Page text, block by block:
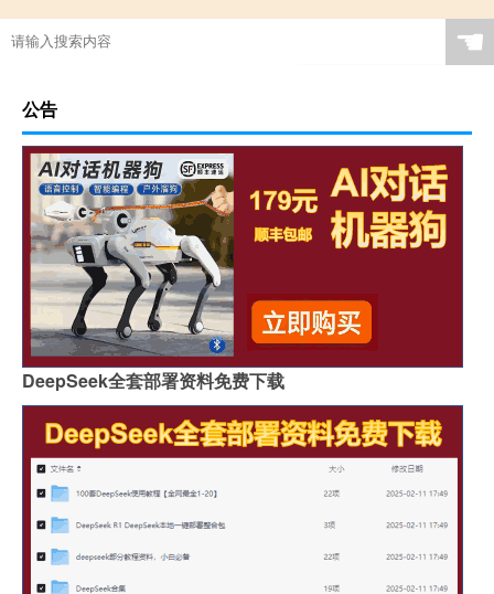
☚
公告
DeepSeek全套部署资料免费下载